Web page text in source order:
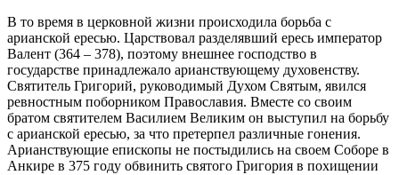
В то время в церковной жизни происходила борьба с
арианской ересью. Царствовал разделявший ересь император
Валент (364 – 378), поэтому внешнее господство в
государстве принадлежало арианствующему духовенству.
Святитель Григорий, руководимый Духом Святым, явился
ревностным поборником Православия. Вместе со своим
братом святителем Василием Великим он выступил на борьбу
с арианской ересью, за что претерпел различные гонения.
Арианствующие епископы не постыдились на своем Соборе в
Анкире в 375 году обвинить святого Григория в похищении